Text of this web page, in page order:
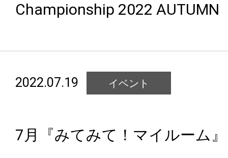
Championship 2022 AUTUMN
2022.07.19 イベント
7月『みてみて！マイルーム